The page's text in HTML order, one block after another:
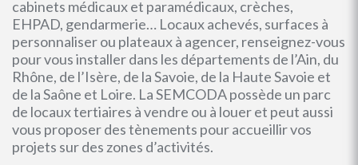
cabinets médicaux et paramédicaux, crèches,
EHPAD, gendarmerie… Locaux achevés, surfaces à
personnaliser ou plateaux à agencer, renseignez-vous
pour vous installer dans les départements de l’Ain, du
Rhône, de l’Isère, de la Savoie, de la Haute Savoie et
de la Saône et Loire. La SEMCODA possède un parc
de locaux tertiaires à vendre ou à louer et peut aussi
vous proposer des tènements pour accueillir vos
projets sur des zones d’activités.